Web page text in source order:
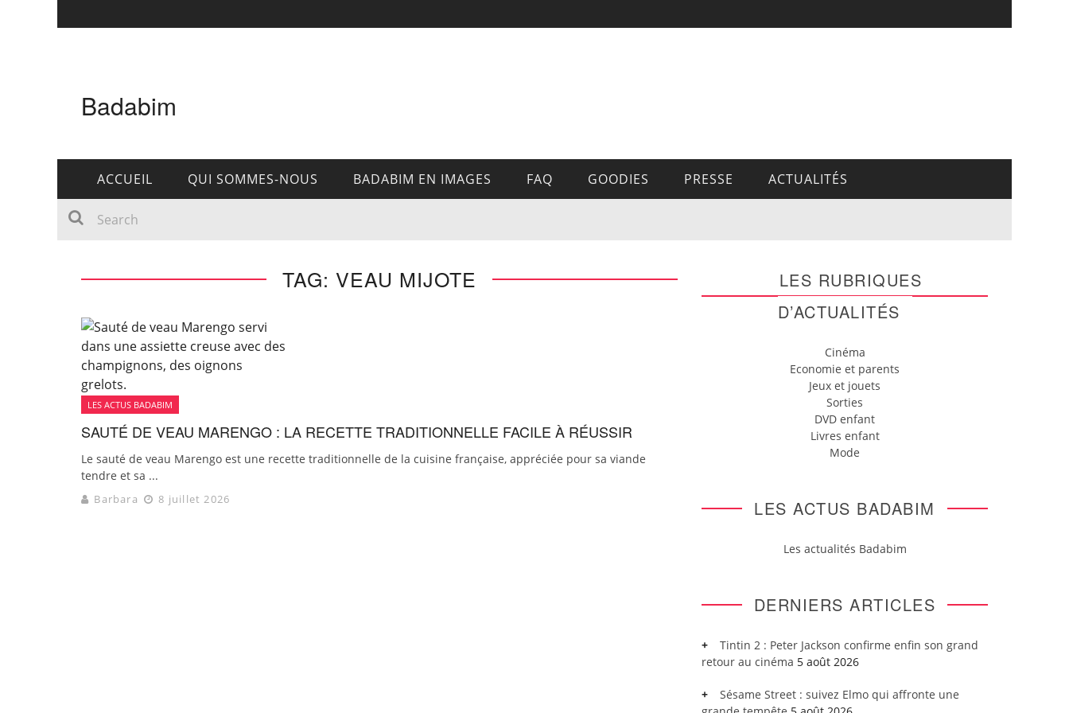
Badabim
ACCUEIL QUI SOMMES-NOUS BADABIM EN IMAGES FAQ GOODIES PRESSE ACTUALITÉS
TAG: VEAU MIJOTE
LES ACTUS BADABIM
SAUTÉ DE VEAU MARENGO : LA RECETTE TRADITIONNELLE FACILE À RÉUSSIR
Le sauté de veau Marengo est une recette traditionnelle de la cuisine française, appréciée pour sa viande
tendre et sa ...
Barbara 8 juillet 2026
LES RUBRIQUES
D’ACTUALITÉS
Cinéma
Economie et parents
Jeux et jouets
Sorties
DVD enfant
Livres enfant
Mode
LES ACTUS BADABIM
Les actualités Badabim
DERNIERS ARTICLES
Tintin 2 : Peter Jackson confirme enfin son grand
retour au cinéma 5 août 2026
Sésame Street : suivez Elmo qui affronte une